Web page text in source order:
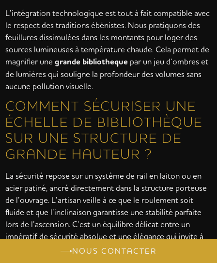
L’intégration technologique est tout à fait compatible avec
le respect des traditions ébénistes. Nous pratiquons des
feuillures dissimulées dans les montants pour loger des
sources lumineuses à température chaude. Cela permet de
magnifier unegrande bibliotheque par un jeu d’ombres et
de lumières qui souligne la profondeur des volumes sans
aucune pollution visuelle.
COMMENT SÉCURISER UNE
ÉCHELLE DE BIBLIOTHÈQUE
SUR UNE STRUCTURE DE
GRANDE HAUTEUR ?
La sécurité repose sur un système de rail en laiton ou en
acier patiné, ancré directement dans la structure porteuse
de l’ouvrage. L’artisan veille à ce que le roulement soit
fluide et que l’inclinaison garantisse une stabilité parfaite
lors de l’ascension. C’est un équilibre délicat entre un
impératif de sécurité absolue et une élégance qui invite à
l’exploration de vos collections.NOUS CONTACTER